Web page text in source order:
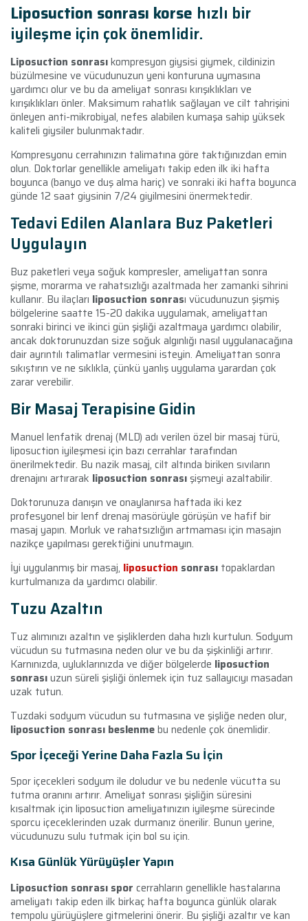
Liposuction sonrası korse hızlı bir
iyileşme için çok önemlidir.
Liposuction sonrasıkompresyon giysisi giymek, cildinizin
büzülmesine ve vücudunuzun yeni konturuna uymasına
yardımcı olur ve bu da ameliyat sonrası kırışıklıkları ve
kırışıklıkları önler. Maksimum rahatlık sağlayan ve cilt tahrişini
önleyen anti-mikrobiyal, nefes alabilen kumaşa sahip yüksek
kaliteli giysiler bulunmaktadır.
Kompresyonu cerrahınızın talimatına göre taktığınızdan emin
olun. Doktorlar genellikle ameliyatı takip eden ilk iki hafta
boyunca (banyo ve duş alma hariç) ve sonraki iki hafta boyunca
günde 12 saat giysinin 7/24 giyilmesini önermektedir.
Tedavi Edilen Alanlara Buz Paketleri
Uygulayın
Buz paketleri veya soğuk kompresler, ameliyattan sonra
şişme, morarma ve rahatsızlığı azaltmada her zamanki sihrini
kullanır. Bu ilaçları liposuction sonrası vücudunuzun şişmiş
bölgelerine saatte 15-20 dakika uygulamak, ameliyattan
sonraki birinci ve ikinci gün şişliği azaltmaya yardımcı olabilir,
ancak doktorunuzdan size soğuk algınlığı nasıl uygulanacağına
dair ayrıntılı talimatlar vermesini isteyin. Ameliyattan sonra
sıkıştırın ve ne sıklıkla, çünkü yanlış uygulama yarardan çok
zarar verebilir.
Bir Masaj Terapisine Gidin
Manuel lenfatik drenaj (MLD) adı verilen özel bir masaj türü,
liposuction iyileşmesi için bazı cerrahlar tarafından
önerilmektedir. Bu nazik masaj, cilt altında biriken sıvıların
drenajını artırarak liposuction sonrasışişmeyi azaltabilir.
Doktorunuza danışın ve onaylanırsa haftada iki kez
profesyonel bir lenf drenaj masörüyle görüşün ve hafif bir
masaj yapın. Morluk ve rahatsızlığın artmaması için masajın
nazikçe yapılması gerektiğini unutmayın.
İyi uygulanmış bir masaj, liposuction sonrası topaklardan
kurtulmanıza da yardımcı olabilir.
Tuzu Azaltın
Tuz alımınızı azaltın ve şişliklerden daha hızlı kurtulun. Sodyum
vücudun su tutmasına neden olur ve bu da şişkinliği artırır.
Karnınızda, uyluklarınızda ve diğer bölgelerde liposuction
sonrasıuzun süreli şişliği önlemek için tuz sallayıcıyı masadan
uzak tutun.
Tuzdaki sodyum vücudun su tutmasına ve şişliğe neden olur,
liposuction sonrası beslenmebu nedenle çok önemlidir.
Spor İçeceği Yerine Daha Fazla Su İçin
Spor içecekleri sodyum ile doludur ve bu nedenle vücutta su
tutma oranını artırır. Ameliyat sonrası şişliğin süresini
kısaltmak için liposuction ameliyatınızın iyileşme sürecinde
sporcu içeceklerinden uzak durmanız önerilir. Bunun yerine,
vücudunuzu sulu tutmak için bol su için.
Kısa Günlük Yürüyüşler Yapın
Liposuction sonrası spor cerrahların genellikle hastalarına
ameliyatı takip eden ilk birkaç hafta boyunca günlük olarak
tempolu yürüyüşlere gitmelerini önerir. Bu şişliği azaltır ve kan